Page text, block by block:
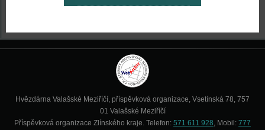
Hvězdárna Valašské Meziříčí, příspěvková organizace, Vsetínská 78, 757
01 Valašské Meziříčí
Příspěvková organizace Zlínského kraje. Telefon: 571 611 928, Mobil: 777